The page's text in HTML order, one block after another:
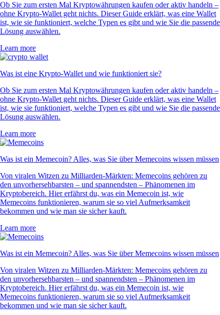
Ob Sie zum ersten Mal Kryptowährungen kaufen oder aktiv handeln –
ohne Krypto-Wallet geht nichts. Dieser Guide erklärt, was eine Wallet
ist, wie sie funktioniert, welche Typen es gibt und wie Sie die passende
Lösung auswählen.
Learn more
Was ist eine Krypto-Wallet und wie funktioniert sie?
Ob Sie zum ersten Mal Kryptowährungen kaufen oder aktiv handeln –
ohne Krypto-Wallet geht nichts. Dieser Guide erklärt, was eine Wallet
ist, wie sie funktioniert, welche Typen es gibt und wie Sie die passende
Lösung auswählen.
Learn more
Was ist ein Memecoin? Alles, was Sie über Memecoins wissen müssen
Von viralen Witzen zu Milliarden-Märkten: Memecoins gehören zu
den unvorhersehbarsten – und spannendsten – Phänomenen im
Kryptobereich. Hier erfährst du, was ein Memecoin ist, wie
Memecoins funktionieren, warum sie so viel Aufmerksamkeit
bekommen und wie man sie sicher kauft.
Learn more
Was ist ein Memecoin? Alles, was Sie über Memecoins wissen müssen
Von viralen Witzen zu Milliarden-Märkten: Memecoins gehören zu
den unvorhersehbarsten – und spannendsten – Phänomenen im
Kryptobereich. Hier erfährst du, was ein Memecoin ist, wie
Memecoins funktionieren, warum sie so viel Aufmerksamkeit
bekommen und wie man sie sicher kauft.